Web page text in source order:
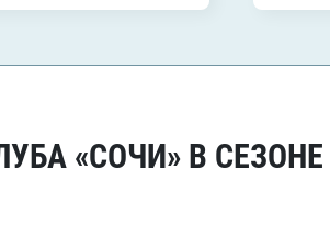
«СОЧИ» В СЕЗОНЕ